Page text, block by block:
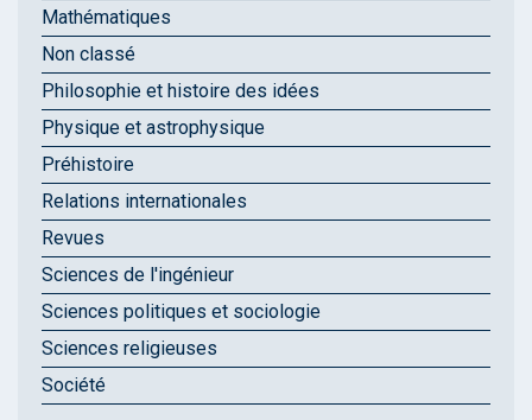
Mathématiques
Non classé
Philosophie et histoire des idées
Physique et astrophysique
Préhistoire
Relations internationales
Revues
Sciences de l'ingénieur
Sciences politiques et sociologie
Sciences religieuses
Société